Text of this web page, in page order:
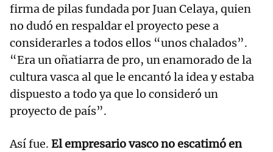
firma de pilas fundada por Juan Celaya, quien
no dudó en respaldar el proyecto pese a
considerarles a todos ellos “unos chalados”.
“Era un oñatiarra de pro, un enamorado de la
cultura vasca al que le encantó la idea y estaba
dispuesto a todo ya que lo consideró un
proyecto de país”.
Así fue. El empresario vasco no escatimó en